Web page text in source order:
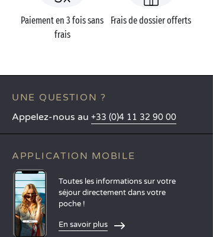
Paiement en 3 fois sans
frais
Frais de dossier offerts
UNE QUESTION ?
Appelez-nous au +33 (0)4 11 32 90 00
APPLICATION MOBILE
Toutes les informations sur votre
séjour directement dans votre
poche !
En savoir plus